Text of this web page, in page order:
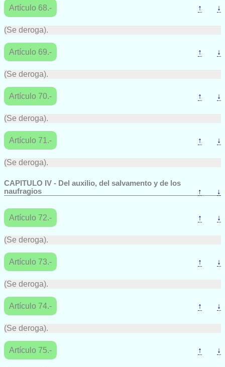
Artículo 68.- ↑ ↓
(Se deroga).
Artículo 69.- ↑ ↓
(Se deroga).
Artículo 70.- ↑ ↓
(Se deroga).
Artículo 71.- ↑ ↓
(Se deroga).
CAPITULO IV - Del auxilio, del salvamento y de los
naufragios
↑ ↓
Artículo 72.- ↑ ↓
(Se deroga).
Artículo 73.- ↑ ↓
(Se deroga).
Artículo 74.- ↑ ↓
(Se deroga).
Artículo 75.- ↑ ↓